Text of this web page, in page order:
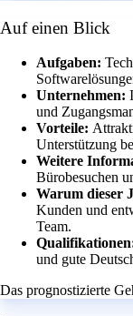
Auf einen Blick
Aufgaben:
Unternehmen:
und
Vorteile:
Unterstützung
Weitere
Bürobesuchen
Warum dieser
Kunden und
Team.
und gute
Das prognostizierte